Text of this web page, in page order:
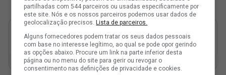
partilhadas com 544 parceiros ou usadas especificamente por
este site. Nós e os nossos parceiros podemos usar dados de
geolocalização precisos.Lista de parceiros.
Alguns fornecedores podem tratar os seus dados pessoais
com base no interesse legítimo, ao qual se pode opor gerindo
as opções abaixo. Procure um link na parte inferior desta
página ou no menu do site para gerir ou revogar o
consentimento nas definições de privacidade e cookies.